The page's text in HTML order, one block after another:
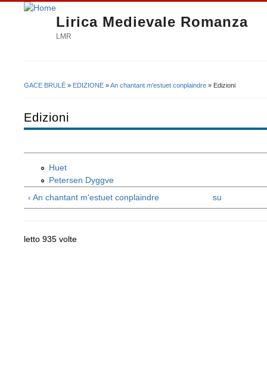
Lirica Medievale Romanza
LMR
GACE BRULÉ » EDIZIONE »An chantant m'estuet conplaindre » Edizioni
Edizioni
Huet
Petersen Dyggve
‹ An chantant m'estuet conplaindre
su
letto 935 volte